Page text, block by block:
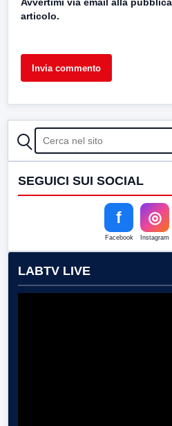
Avvertimi via email alla
articolo.
CERCA
SEGUICI SUI SOCIAL
f
Facebook
◎
Instagram
LABTV LIVE